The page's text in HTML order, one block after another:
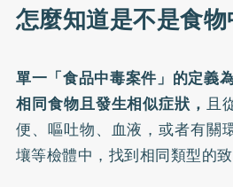
怎麼知道是不是食物
單一「食品中毒案件」的定義
相同食物且發生相似症狀，且
便、嘔吐物、血液，或者有關
壤等檢體中，找到相同類型的致